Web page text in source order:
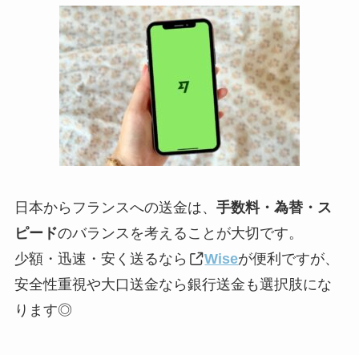
日本からフランスへの送金は、 手数料・為替・ス
ピードのバランスを考えることが大切です。
少額・迅速・安く送るなら
Wiseが便利ですが、
安全性重視や大口送金なら銀行送金も選択肢にな
ります◎